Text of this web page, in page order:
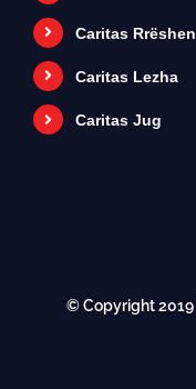
Caritas Rrëshen
Caritas Lezha
Caritas Jug
© Copyright 2019